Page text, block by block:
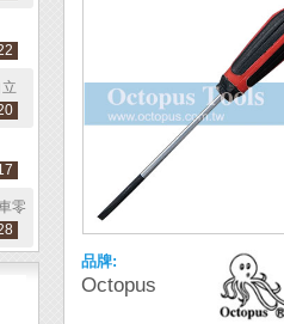
零
品牌:
Octopus